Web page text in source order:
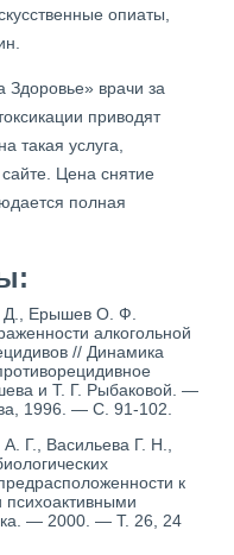
опиаты,
Здоровье» врачи за
приводят
такая услуга,
сайте. Цена снятие
полная
Д., Ерышев О. Ф.
алкогольной
// Динамика
и Т. Г. Рыбаковой. —
1996. — С. 91-102.
Г., Васильева Г. Н.,
к
— 2000. — Т. 26, 24